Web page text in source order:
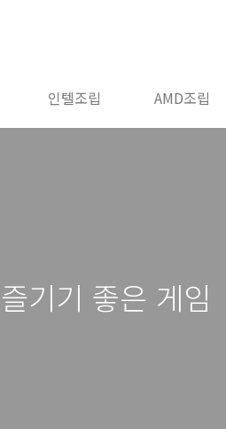
인텔조립 AMD조립
기기 좋은 게임